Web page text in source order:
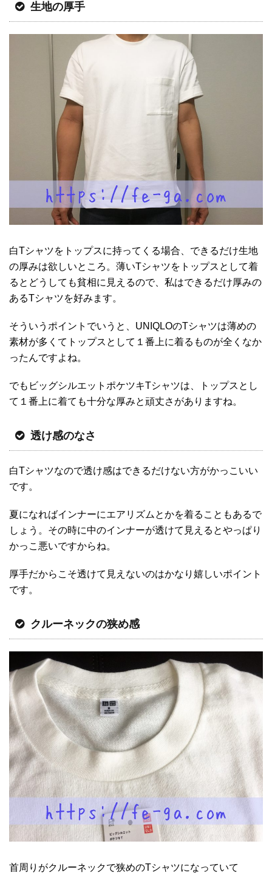
生地の厚手
白Tシャツをトップスに持ってくる場合、できるだけ生地
の厚みは欲しいところ。薄いTシャツをトップスとして着
るとどうしても貧相に見えるので、私はできるだけ厚みの
あるTシャツを好みます。
そういうポイントでいうと、UNIQLOのTシャツは薄めの
素材が多くてトップスとして１番上に着るものが全くなか
ったんですよね。
でもビッグシルエットポケツキTシャツは、トップスとし
て１番上に着ても十分な厚みと頑丈さがありますね。
透け感のなさ
白Tシャツなので透け感はできるだけない方がかっこいい
です。
夏になればインナーにエアリズムとかを着ることもあるで
しょう。その時に中のインナーが透けて見えるとやっぱり
かっこ悪いですからね。
厚手だからこそ透けて見えないのはかなり嬉しいポイント
です。
クルーネックの狭め感
首周りがクルーネックで狭めのTシャツになっていて